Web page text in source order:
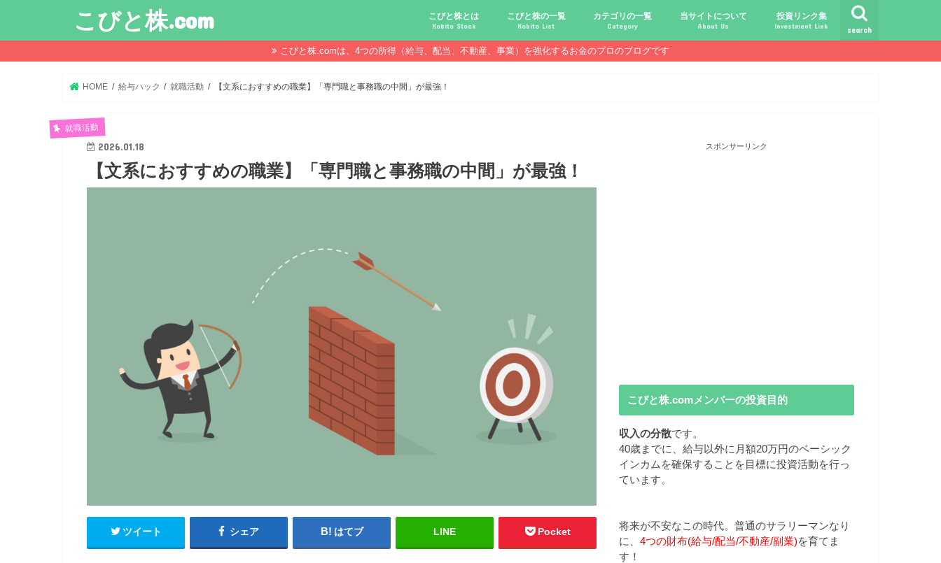
こびと株.com search
こびと株とは
Kobito Stock
こびと株投資を始める前に マジメなだけじゃ報われない時代？
配当金が守る、今-老後-子供達！
配当金があればこんなに遊べる！
債券・投信・中古１Rとの違い
口座開設！こびと探しの旅へ！
必ず知っておきたい専門用語集
こびと株の10条件
こびと株のメリット,デメリット
こびと株の投資10原則
こびと株投資のモデル紹介
こびと株の一覧
Kobito List
こびとNo.2169 CDS
こびとNo.4762 エックスネット
こびとNo.7751 キヤノン
こびとNo.7820 ニホンフラッシュ
こびとNo.7921 宝印刷
こびとNo.9986 蔵王産業
カテゴリの一覧
Category
こびと株.comライフ
給与ハック
副業ハック
配当金ハック
年金ハック
倹約ハック
当サイトについて
About Us
投資リンク集
Investment Link
こびと株.comは、4つの所得（給与、配当、不動産、事業）を強化するお金のプロのブログです
HOME 給与ハック 就職活動 【文系におすすめの職業】「専門職と事務職の中間」が最強！
就職活動
2026.01.18
【文系におすすめの職業】「専門職と事務職の中間」が最強！
ツイート シェア はてブ LINE Pocket
スポンサーリンク
こびと株.comメンバーの投資目的
収入の分散です。
40歳までに、給与以外に月額20万円のベーシック
インカムを確保することを目標に投資活動を行っ
ています。
将来が不安なこの時代。普通のサラリーマンなり
に、 4つの財布(給与/配当/不動産/副業)を育てま
す！